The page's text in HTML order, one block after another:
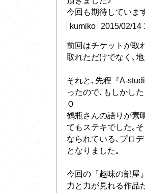
今回も期待していま
kumiko
2015/02/14
前回はチケットが取
取れただけでなく､
それと､先程『A-
ったので､もしかし
Ｏ
鶴瓶さんの語りが素
てもステキでした｡
なられている､プロ
となりました｡
今回の『趣味の部屋
力と力が見れる作品